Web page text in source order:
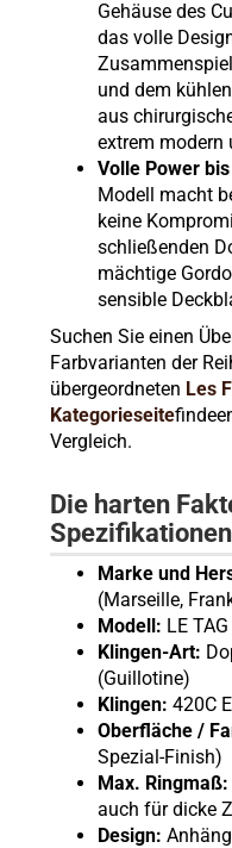
Gehäuse des
das volle
und dem
aus
extrem modern
Volle Power
Modell macht
keine
schließenden
mächtige
sensible
Suchen Sie einen
Farbvarianten der
übergeordneten Les
Kategorieseite
Vergleich.
Die harten
Spezifikationen
Marke und
(Marseille,
Modell: LE
Klingen-Art:
(Guillotine)
Klingen: 420C
Oberfläche /
Spezial-Finish)
Max. Ringmaß:
auch für dicke
Design: